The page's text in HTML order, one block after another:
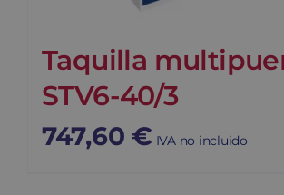
Taquilla
STV6-40/3
747,60 € IVA no incluido